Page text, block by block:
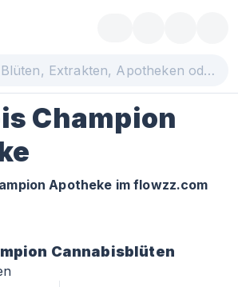
Champion
Apotheke im flowzz.com
Cannabisblüten